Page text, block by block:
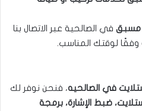
مسبق في الصالحية عبر الاتصال بنا
وفقًا لوقتك المناسب.
في الصالحيه، فنحن نوفر لك
ضبط الإشارة، برمجة